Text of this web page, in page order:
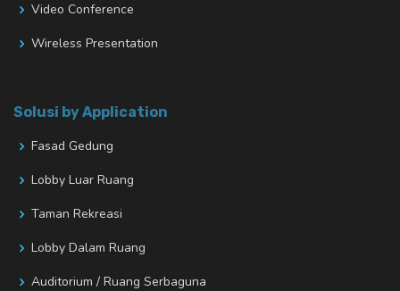
Video Conference
Wireless Presentation
Solusi by Application
Fasad Gedung
Lobby Luar Ruang
Taman Rekreasi
Lobby Dalam Ruang
Auditorium / Ruang Serbaguna